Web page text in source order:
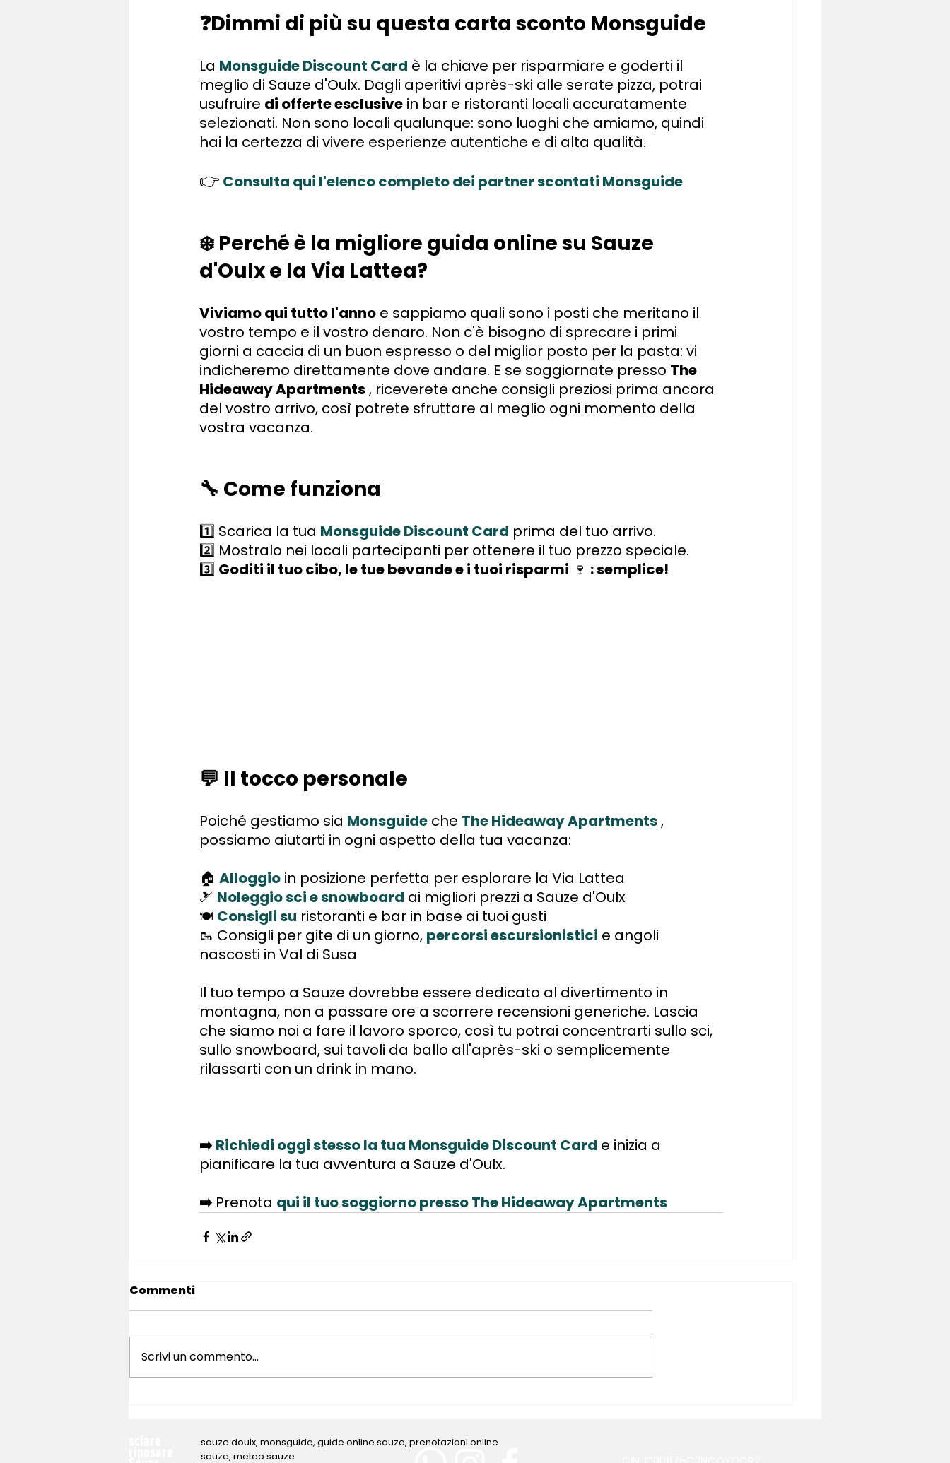
❓Dimmi di più su questa carta sconto Monsguide
La Monsguide Discount Card è la chiave per risparmiare e goderti il
meglio di Sauze d'Oulx. Dagli aperitivi après-ski alle serate pizza, potrai
usufruire di offerte esclusive in bar e ristoranti locali accuratamente
selezionati. Non sono locali qualunque: sono luoghi che amiamo, quindi
hai la certezza di vivere esperienze autentiche e di alta qualità.
👉 Consulta qui l'elenco completo dei partner scontati Monsguide
❄️ Perché è la migliore guida online su Sauze
d'Oulx e la Via Lattea?
Viviamo qui tutto l'anno e sappiamo quali sono i posti che meritano il
vostro tempo e il vostro denaro. Non c'è bisogno di sprecare i primi
giorni a caccia di un buon espresso o del miglior posto per la pasta: vi
indicheremo direttamente dove andare. E se soggiornate presso The
Hideaway Apartments, riceverete anche consigli preziosi prima ancora
del vostro arrivo, così potrete sfruttare al meglio ogni momento della
vostra vacanza.
🔧 Come funziona
1️⃣ Scarica la tua Monsguide Discount Card prima del tuo arrivo.
2️⃣ Mostralo nei locali partecipanti per ottenere il tuo prezzo speciale.
3️⃣ Goditi il tuo cibo, le tue bevande e i tuoi risparmi 🍷 : semplice!
💬 Il tocco personale
Poiché gestiamo sia Monsguide che The Hideaway Apartments,
possiamo aiutarti in ogni aspetto della tua vacanza:
🏠 Alloggio in posizione perfetta per esplorare la Via Lattea
🎿 Noleggio sci e snowboard ai migliori prezzi a Sauze d'Oulx
🍽 Consigli su ristoranti e bar in base ai tuoi gusti
🥾 Consigli per gite di un giorno, percorsi escursionistici e angoli
nascosti in Val di Susa
Il tuo tempo a Sauze dovrebbe essere dedicato al divertimento in
montagna, non a passare ore a scorrere recensioni generiche. Lascia
che siamo noi a fare il lavoro sporco, così tu potrai concentrarti sullo sci,
sullo snowboard, sui tavoli da ballo all'après-ski o semplicemente
rilassarti con un drink in mano.
➡️ Richiedi oggi stesso la tua Monsguide Discount Card e inizia a
pianificare la tua avventura a Sauze d'Oulx.
➡️ Prenota qui il tuo soggiorno presso The Hideaway Apartments
Commenti
Scrivi un commento...
sauze doulx, monsguide, guide online sauze, prenotazioni online
sauze, meteo sauze